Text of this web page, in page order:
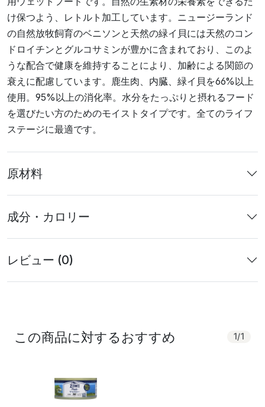
け保つよう、レトルト加工しています。ニュージーランド
の自然放牧飼育のベニソンと天然の緑イ貝には天然のコン
ドロイチンとグルコサミンが豊かに含まれており、このよ
うな配合で健康を維持することにより、加齢による関節の
衰えに配慮しています。鹿生肉、内臓、緑イ貝を66%以上
使用。95%以上の消化率。水分をたっぷりと摂れるフード
を選びたい方のためのモイストタイプです。全てのライフ
ステージに最適です。
原材料
成分・カロリー
レビュー (0)
この商品に対するおすすめ 1 /1